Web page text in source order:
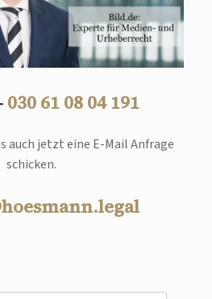
030 61 08 04 191
auch jetzt eine E-Mail Anfrage
schicken.